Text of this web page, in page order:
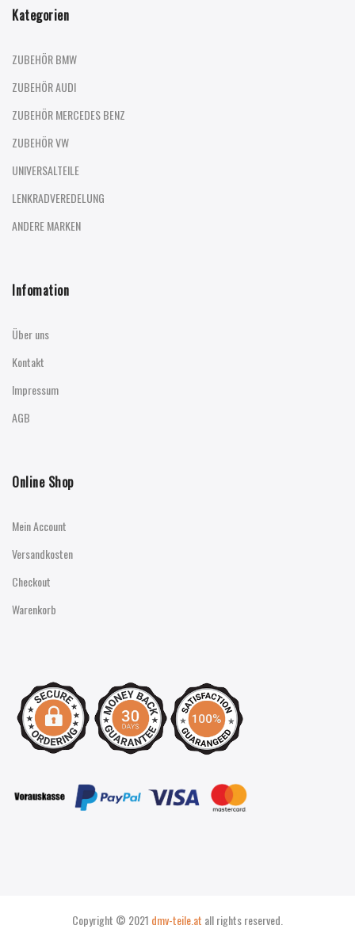
Kategorien
ZUBEHÖR BMW
ZUBEHÖR AUDI
ZUBEHÖR MERCEDES BENZ
ZUBEHÖR VW
UNIVERSALTEILE
LENKRADVEREDELUNG
ANDERE MARKEN
Infomation
Über uns
Kontakt
Impressum
AGB
Online Shop
Mein Account
Versandkosten
Checkout
Warenkorb
Copyright © 2021 dmv-teile.at all rights reserved.